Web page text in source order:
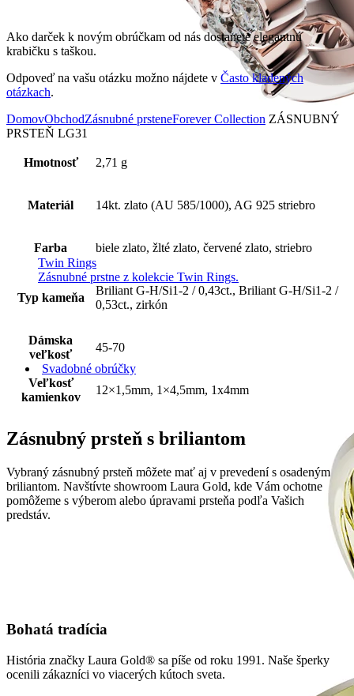
Twin Rings
Zásnubné prstne z kolekcie Twin Rings.
Svadobné obrúčky
Ako darček k novým obrúčkam od nás dostanete elegantnú
krabičku s taškou.
Odpoveď na vašu otázku možno nájdete v Často kladených
otázkach.
DomovObchodZásnubné prsteneForever Collection ZÁSNUBNÝ
PRSTEŇ LG31
Hmotnosť 2,71 g
Materiál 14kt. zlato (AU 585/1000), AG 925 striebro
Farba biele zlato, žlté zlato, červené zlato, striebro
Typ kameňa
Briliant G-H/Si1-2 / 0,43ct., Briliant G-H/Si1-2 /
0,53ct., zirkón
Dámska
veľkosť
45-70
Veľkosť
kamienkov
12×1,5mm, 1×4,5mm, 1x4mm
Zásnubný prsteň s briliantom
Vybraný zásnubný prsteň môžete mať aj v prevedení s osadeným
briliantom. Navštívte showroom Laura Gold, kde Vám ochotne
pomôžeme s výberom alebo úpravami prsteňa podľa Vašich
predstáv.
Bohatá tradícia
História značky Laura Gold® sa píše od roku 1991. Naše šperky
ocenili zákazníci vo viacerých kútoch sveta.